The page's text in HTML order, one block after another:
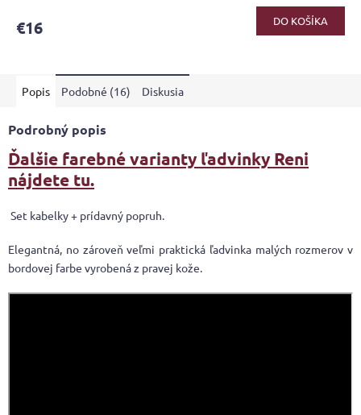
€16 DO KOŠÍKA
Popis Podobné (16) Diskusia
Podrobný popis
Ďalšie farebné varianty ľadvinky Reni
nájdete tu.
Set kabelky + prídavný popruh.
Elegantná, no zároveň veľmi praktická ľadvinka malých rozmerov v
bordovej farbe vyrobená z pravej kože.